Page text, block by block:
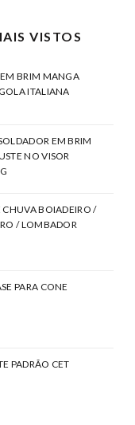
VISTOS
BRIM MANGA
ITALIANA
EM BRIM
NO VISOR
CHUVA BOIADEIRO /
/ LOMBADOR
PARA CONE
PADRÃO CET